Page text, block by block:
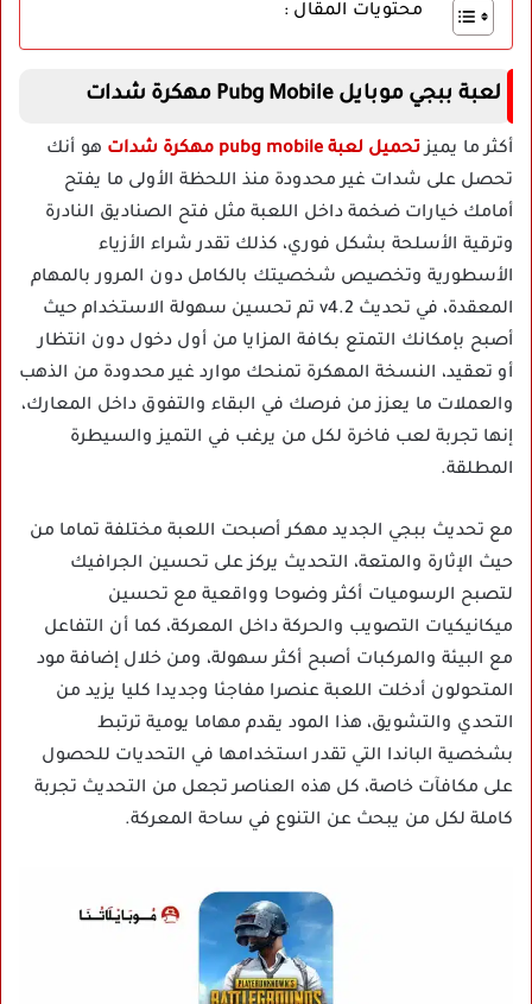
محتويات المقال :
لعبة ببجي موبايل Pubg Mobile مهكرة شدات
أكثر ما يميزتحميل لعبة pubg mobile مهكرة شدات
هو أنك
تحصل على شدات غير محدودة منذ اللحظة الأولى ما يفتح
أمامك خيارات ضخمة داخل اللعبة مثل فتح الصناديق النادرة
وترقية الأسلحة بشكل فوري، كذلك تقدر شراء الأزياء
الأسطورية وتخصيص شخصيتك بالكامل دون المرور بالمهام
المعقدة، في تحديث v4.2 تم تحسين سهولة الاستخدام حيث
أصبح بإمكانك التمتع بكافة المزايا من أول دخول دون انتظار
أو تعقيد، النسخة المهكرة تمنحك موارد غير محدودة من الذهب
والعملات ما يعزز من فرصك في البقاء والتفوق داخل المعارك،
إنها تجربة لعب فاخرة لكل من يرغب في التميز والسيطرة
المطلقة.
مع تحديث ببجي الجديد مهكر أصبحت اللعبة مختلفة تماما من
حيث الإثارة والمتعة، التحديث يركز على تحسين الجرافيك
لتصبح الرسوميات أكثر وضوحا وواقعية مع تحسين
ميكانيكيات التصويب والحركة داخل المعركة، كما أن التفاعل
مع البيئة والمركبات أصبح أكثر سهولة، ومن خلال إضافة مود
المتحولون أدخلت اللعبة عنصرا مفاجئا وجديدا كليا يزيد من
التحدي والتشويق، هذا المود يقدم مهاما يومية ترتبط
بشخصية الباندا التي تقدر استخدامها في التحديات للحصول
على مكافآت خاصة، كل هذه العناصر تجعل من التحديث تجربة
كاملة لكل من يبحث عن التنوع في ساحة المعركة.